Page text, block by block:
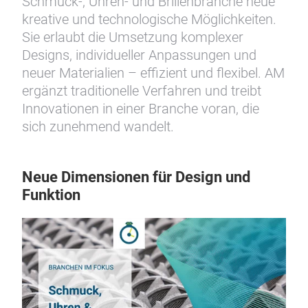
kreative und technologische Möglichkeiten.
Sie erlaubt die Umsetzung komplexer
Designs, individueller Anpassungen und
neuer Materialien – effizient und flexibel. AM
ergänzt traditionelle Verfahren und treibt
Innovationen in einer Branche voran, die
sich zunehmend wandelt.
Neue Dimensionen für Design und
Funktion